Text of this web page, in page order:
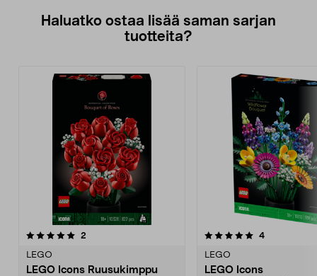
Haluatko ostaa lisää saman sarjan
tuotteita?
2
LEGO
LEGO Icons Ruusukimppu
5.0viidestä
4arvostelut
LEGO
LEGO Icons
5.0viidestä